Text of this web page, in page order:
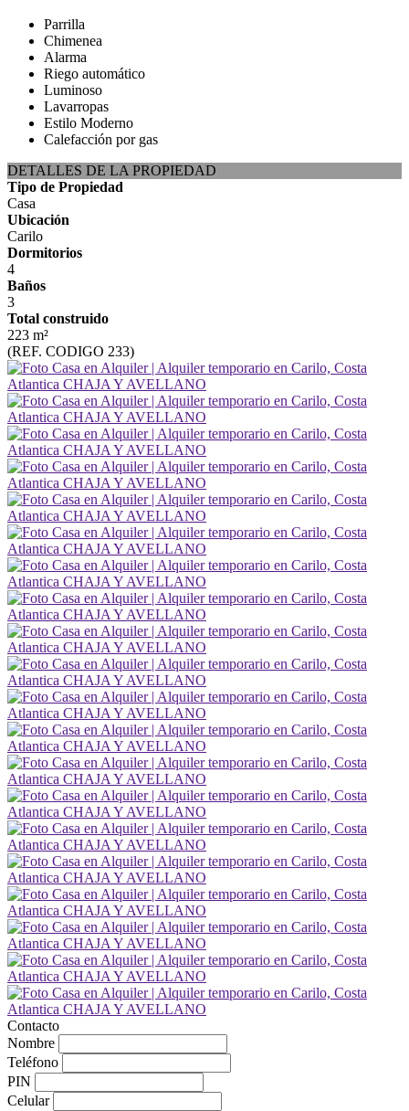
Parrilla
Chimenea
Alarma
Riego automático
Luminoso
Lavarropas
Estilo Moderno
Calefacción por gas
DETALLES DE LA PROPIEDAD
Tipo de Propiedad
Casa
Ubicación
Carilo
Dormitorios
4
Baños
3
Total construido
223 m²
(REF. CODIGO 233)
Contacto
Nombre
Teléfono
PIN
Celular